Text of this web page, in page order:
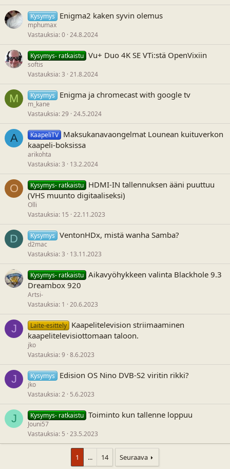
Kysymys Enigma2 kaken syvin olemus
mphumax
Vastauksia 0 24.8.2024
Kysymys- ratkaistu Vu+ Duo 4K SE VTi:stä OpenVixiin
softis
Vastauksia 3 21.8.2024
M Kysymys Enigma ja chromecast with google tv
m_kane
Vastauksia 29 24.5.2024
A KaapeliTV Maksukanavaongelmat Lounean kuituverkon
kaapeli-boksissa
arikohta
Vastauksia 3 13.2.2024
O Kysymys- ratkaistu HDMI-IN tallennuksen ääni puuttuu
(VHS muunto digitaaliseksi)
Olli
Vastauksia 15 22.11.2023
D Kysymys VentonHDx, mistä wanha Samba?
d2mac
Vastauksia 3 13.11.2023
Kysymys- ratkaistu Aikavyöhykkeen valinta Blackhole 9.3
Dreambox 920
Artsi-
Vastauksia 1 20.6.2023
J Laite-esittely Kaapelitelevision striimaaminen
kaapelitelevisiottomaan taloon.
jko
Vastauksia 9 8.6.2023
J Kysymys Edision OS Nino DVB-S2 viritin rikki?
jko
Vastauksia 2 5.6.2023
J Kysymys- ratkaistu Toiminto kun tallenne loppuu
Jouni57
Vastauksia 5 23.5.2023
1 ... 14 Seuraava